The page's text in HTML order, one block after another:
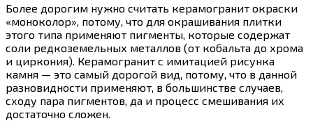
Более дорогим нужно считать керамогранит окраски
«моноколор», потому, что для окрашивания плитки
этого типа применяют пигменты, которые содержат
соли редкоземельных металлов (от кобальта до хрома
и циркония). Керамогранит с имитацией рисунка
камня — это самый дорогой вид, потому, что в данной
разновидности применяют, в большинстве случаев,
сходу пара пигментов, да и процесс смешивания их
достаточно сложен.